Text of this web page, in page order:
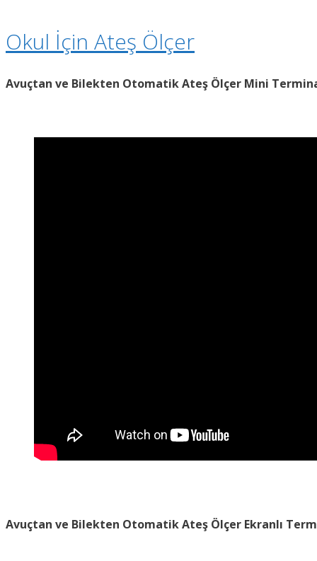
Okul İçin Ateş Ölçer
Avuçtan ve Bilekten Otomatik Ateş Ölçer Mini
Avuçtan ve Bilekten Otomatik Ateş Ölçer Ekranlı